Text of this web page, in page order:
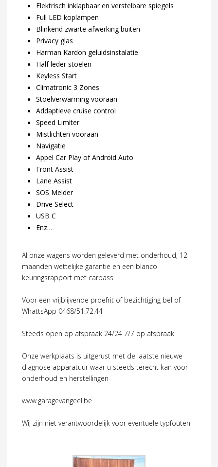
Elektrisch inklapbaar en verstelbare spiegels
Full LED koplampen
Blinkend zwarte afwerking buiten
Privacy glas
Harman Kardon geluidsinstalatie
Half leder stoelen
Keyless Start
Climatronic 3 Zones
Stoelverwarming vooraan
Addaptieve cruise control
Speed Limiter
Mistlichten vooraan
Navigatie
Appel Car Play of Android Auto
Front Assist
Lane Assist
SOS Melder
Drive Select
USB C
Enz…
Al onze wagens worden geleverd met onderhoud, 12
maanden wettelijke garantie en een blanco
keuringsrapport met carpass
Voor een vrijblijvende proefrit of bezichtiging bel of
WhattsApp 0468/51.72.44
Steeds open op afspraak 24/24 7/7 op afspraak
Onze werkplaats is uitgerust met de laatste nieuwe
diagnose apparatuur waar u steeds terecht kan voor
onderhoud en herstellingen
www.garagevangeel.be
Wij zijn niet verantwoordelijk voor eventuele typfouten